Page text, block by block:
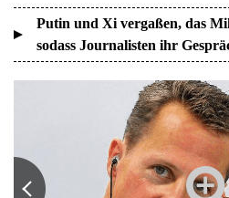
Putin und Xi vergaßen, das
sodass Journalisten ihr